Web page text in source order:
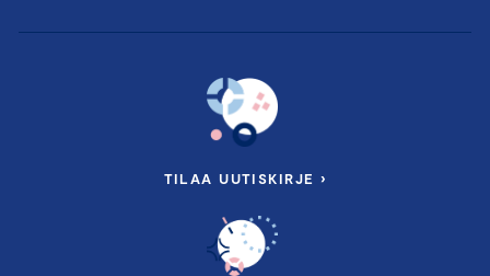
TILAA UUTISKIRJE ›